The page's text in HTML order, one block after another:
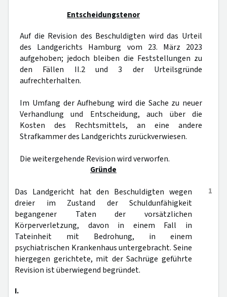
Entscheidungstenor
Auf die Revision des Beschuldigten wird das Urteil
des Landgerichts Hamburg vom 23. März 2023
aufgehoben; jedoch bleiben die Feststellungen zu
den Fällen II.2 und 3 der Urteilsgründe
aufrechterhalten.
Im Umfang der Aufhebung wird die Sache zu neuer
Verhandlung und Entscheidung, auch über die
Kosten des Rechtsmittels, an eine andere
Strafkammer des Landgerichts zurückverwiesen.
Die weitergehende Revision wird verworfen.
Gründe
1
Das Landgericht hat den Beschuldigten wegen
dreier im Zustand der Schuldunfähigkeit
begangener Taten der vorsätzlichen
Körperverletzung, davon in einem Fall in
Tateinheit mit Bedrohung, in einem
psychiatrischen Krankenhaus untergebracht. Seine
hiergegen gerichtete, mit der Sachrüge geführte
Revision ist überwiegend begründet.
I.